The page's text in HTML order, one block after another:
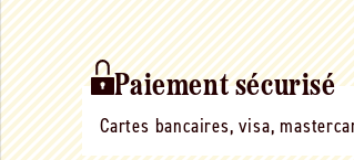
Paiement sécurisé
Cartes bancaires, visa,